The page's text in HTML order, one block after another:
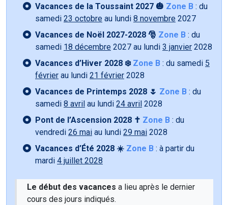
Vacances de la Toussaint 2027 🎃 Zone B : du
samedi 23 octobre au lundi 8 novembre 2027
Vacances de Noël 2027-2028 🎅 Zone B : du
samedi 18 décembre 2027 au lundi 3 janvier 2028
Vacances d’Hiver 2028 ❄️ Zone B : du samedi 5
février au lundi 21 février 2028
Vacances de Printemps 2028 🌷 Zone B : du
samedi 8 avril au lundi 24 avril 2028
Pont de l’Ascension 2028 ✝️ Zone B : du
vendredi 26 mai au lundi 29 mai 2028
Vacances d’Été 2028 ☀️ Zone B : à partir du
mardi 4 juillet 2028
Le début des vacances a lieu après le dernier
cours des jours indiqués.